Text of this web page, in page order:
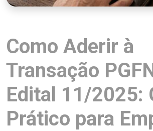
Como Aderir à
Transação
Edital 11/2025:
Prático para